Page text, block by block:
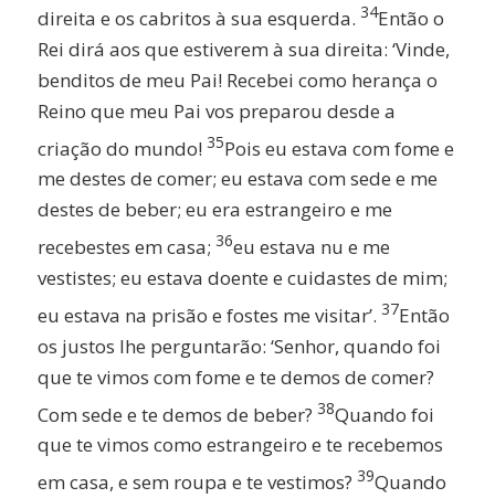
direita e os cabritos à sua esquerda. 34Então o
Rei dirá aos que estiverem à sua direita: ‘Vinde,
benditos de meu Pai! Recebei como herança o
Reino que meu Pai vos preparou desde a
criação do mundo! 35Pois eu estava com fome e
me destes de comer; eu estava com sede e me
destes de beber; eu era estrangeiro e me
recebestes em casa; 36eu estava nu e me
vestistes; eu estava doente e cuidastes de mim;
eu estava na prisão e fostes me visitar’. 37Então
os justos lhe perguntarão: ‘Senhor, quando foi
que te vimos com fome e te demos de comer?
Com sede e te demos de beber? 38Quando foi
que te vimos como estrangeiro e te recebemos
em casa, e sem roupa e te vestimos? 39Quando